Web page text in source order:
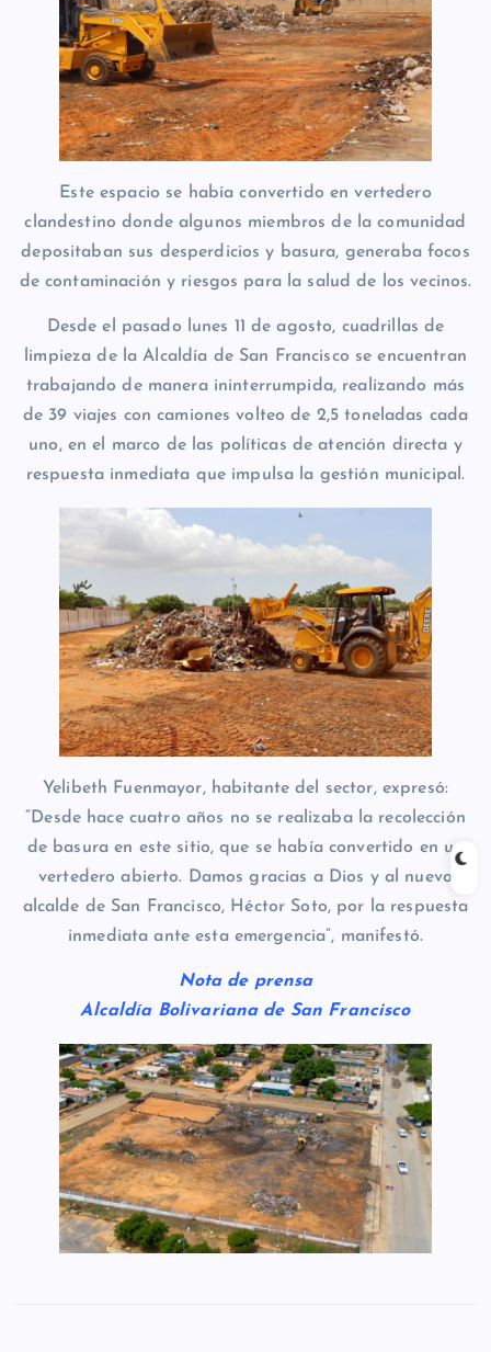
Este espacio se había convertido en vertedero
clandestino donde algunos miembros de la comunidad
depositaban sus desperdicios y basura, generaba focos
de contaminación y riesgos para la salud de los vecinos.
Desde el pasado lunes 11 de agosto, cuadrillas de
limpieza de la Alcaldía de San Francisco se encuentran
trabajando de manera ininterrumpida, realizando más
de 39 viajes con camiones volteo de 2,5 toneladas cada
uno, en el marco de las políticas de atención directa y
respuesta inmediata que impulsa la gestión municipal.
Yelibeth Fuenmayor, habitante del sector, expresó:
“Desde hace cuatro años no se realizaba la recolección
de basura en este sitio, que se había convertido en un
vertedero abierto. Damos gracias a Dios y al nuevo
alcalde de San Francisco, Héctor Soto, por la respuesta
inmediata ante esta emergencia”, manifestó.
Nota de prensa
Alcaldía Bolivariana de San Francisco